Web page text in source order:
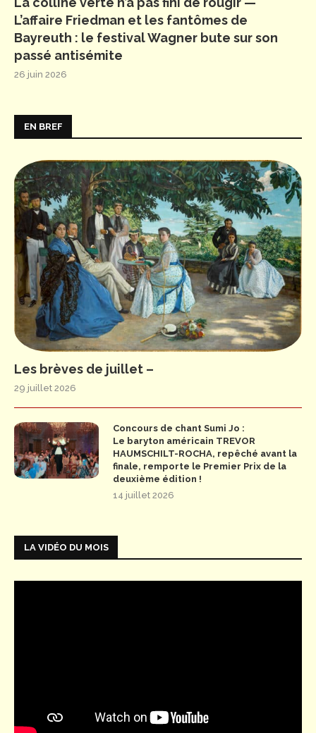
L’affaire Friedman et les fantômes de
Bayreuth : le festival Wagner bute sur son
passé antisémite
26 juin 2026
EN BREF
Les brèves de juillet –
29 juillet 2026
Concours de chant Sumi Jo :
Le baryton américain TREVOR
HAUMSCHILT-ROCHA, repêché avant la
finale, remporte le Premier Prix de la
deuxième édition !
14 juillet 2026
LA VIDÉO DU MOIS